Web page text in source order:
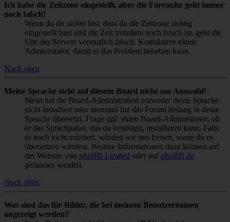
Ich habe die Zeitzone eingestellt, aber die Forenuhr geht immer
noch falsch!
Wenn du dir sicher bist, dass du die Zeitzone richtig
eingestellt hast und die Zeit trotzdem noch falsch ist, geht die
Uhr des Servers vermutlich falsch. Kontaktiere einen
Administrator, damit er das Problem beheben kann.
Nach oben
Meine Sprache steht auf diesem Board nicht zur Auswahl!
Meist hat die Board-Administration entweder deine Sprache
nicht installiert oder niemand hat das Forum bislang in deine
Sprache übersetzt. Frage ggf. einen Board-Administrator, ob
er das Sprachpaket, das du benötigst, installieren kann. Falls
es noch nicht existiert, würden wir uns freuen, wenn du es
übersetzen würdest. Weitere Informationen dazu können auf
der Website von phpBB Limited oder auf phpBB.de
gefunden werden.
Nach oben
Was sind das für Bilder, die bei meinem Benutzernamen
angezeigt werden?